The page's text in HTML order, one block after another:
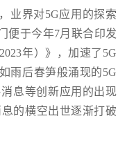
业界对5G应用的探索
便于今年7月联合印发
年）》，加速了5G
雨后春笋般涌现的5G
息等创新应用的出现
的横空出世逐渐打破